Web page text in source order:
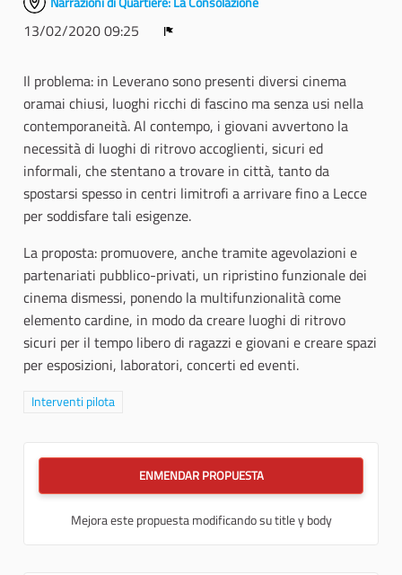
13/02/2020 09:25
Il problema: in Leverano sono presenti diversi cinema
oramai chiusi, luoghi ricchi di fascino ma senza usi nella
contemporaneità. Al contempo, i giovani avvertono la
necessità di luoghi di ritrovo accoglienti, sicuri ed
informali, che stentano a trovare in città, tanto da
spostarsi spesso in centri limitrofi a arrivare fino a Lecce
per soddisfare tali esigenze.
La proposta: promuovere, anche tramite agevolazioni e
partenariati pubblico-privati, un ripristino funzionale dei
cinema dismessi, ponendo la multifunzionalità come
elemento cardine, in modo da creare luoghi di ritrovo
sicuri per il tempo libero di ragazzi e giovani e creare spazi
per esposizioni, laboratori, concerti ed eventi.
Resultados al filtrar por la categoría: Interventi pilota
Interventi pilota
ENMENDAR PROPUESTA
Mejora este propuesta modificando su title y body